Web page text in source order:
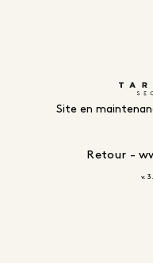
Site en
Retour -
v.